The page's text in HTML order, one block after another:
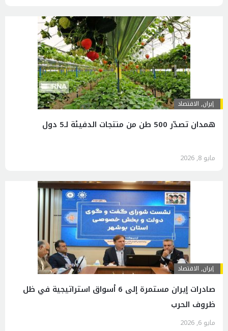
إيران, الاقتصاد
همدان تصدّر 500 طن من منتجات الدفيئة لـ5 دول
مايو 8, 2026
إيران, الاقتصاد
صادرات إيران مستمرة إلى 6 أسواق استراتيجية في ظل
ظروف الحرب
مايو 6, 2026